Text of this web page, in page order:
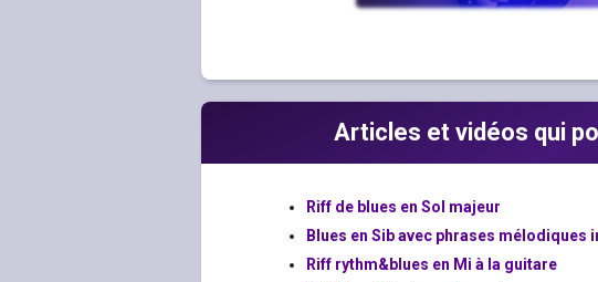
Articles et vidéos qui
Riff de blues en Sol majeur
Blues en Sib avec phrases mélodiques
Riff rythm&blues en Mi à la guitare